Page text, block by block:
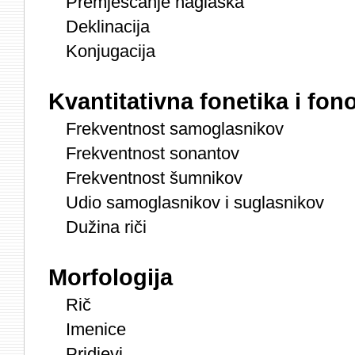
Deklinacija
Konjugacija
Kvantitativna fonetika i
Frekventnost samoglasnikov
Frekventnost sonantov
Frekventnost šumnikov
Udio samoglasnikov i suglasnikov
Dužina riči
Morfologija
Rič
Imenice